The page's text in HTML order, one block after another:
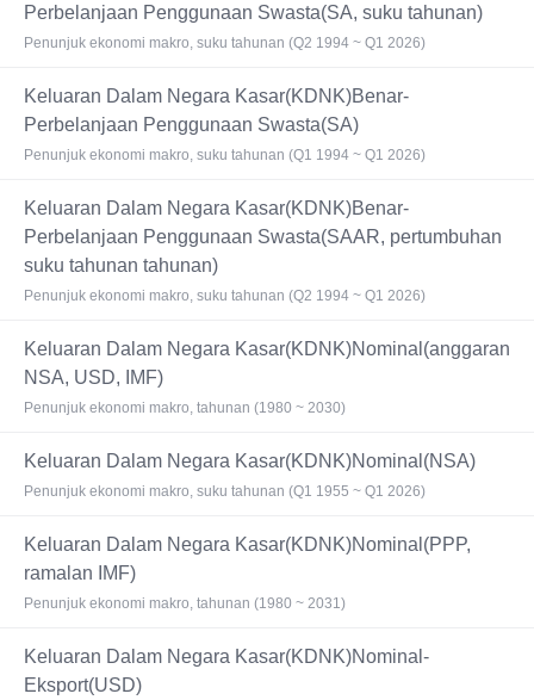
Perbelanjaan Penggunaan Swasta(SA, suku tahunan)
Penunjuk ekonomi makro, suku tahunan (Q2 1994 ~ Q1 2026)
Keluaran Dalam Negara Kasar(KDNK)Benar-
Perbelanjaan Penggunaan Swasta(SA)
Penunjuk ekonomi makro, suku tahunan (Q1 1994 ~ Q1 2026)
Keluaran Dalam Negara Kasar(KDNK)Benar-
Perbelanjaan Penggunaan Swasta(SAAR, pertumbuhan
suku tahunan tahunan)
Penunjuk ekonomi makro, suku tahunan (Q2 1994 ~ Q1 2026)
Keluaran Dalam Negara Kasar(KDNK)Nominal(anggaran
NSA, USD, IMF)
Penunjuk ekonomi makro, tahunan (1980 ~ 2030)
Keluaran Dalam Negara Kasar(KDNK)Nominal(NSA)
Penunjuk ekonomi makro, suku tahunan (Q1 1955 ~ Q1 2026)
Keluaran Dalam Negara Kasar(KDNK)Nominal(PPP,
ramalan IMF)
Penunjuk ekonomi makro, tahunan (1980 ~ 2031)
Keluaran Dalam Negara Kasar(KDNK)Nominal-
Eksport(USD)